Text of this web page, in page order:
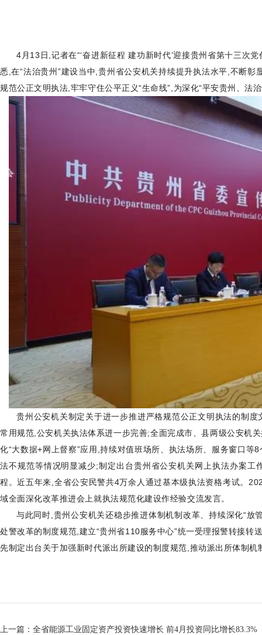
4月13日,记者在“‘奋进新征程 建功新时代’迎接贵州省第十三
悉,在“法治贵州”建设当中,贵州省公安机关持续提升执法水平,不断
规范公正文明执法,牢牢守住公平正义“生命线”,为深化“平安贵州、法
贵州公安机关制定关于进一步推进严格规范公正文明执法的制
常用规范,公安机关执法体系进一步完善;全面完成市、县两级公安机
化“大数据+网上督察”应用,持续对值班场所、执法场所、服务窗口
法不规范等情况明显减少;制定出台贵州省公安机关网上执法办案
程。近五年来,全省公安民警共4万余人通过基本级执法资格考试。
域全面深化改革推进会上就执法规范化建设作经验交流发言。
与此同时,贵州公安机关还稳步推进体制机制改革、持续深化“
处警改革的制度规范,建立“贵州省110服务中心”统一受理报警转接转
先制定出台关于加强新时代派出所建设的制度规范,推动派出所体制机
上一篇：全省能源工业固定资产投资快速增长 前4月投资同比增长83.3%